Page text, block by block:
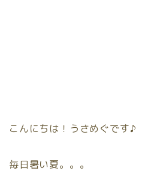
こんにちは！うさめぐです♪
毎日暑い夏。。。